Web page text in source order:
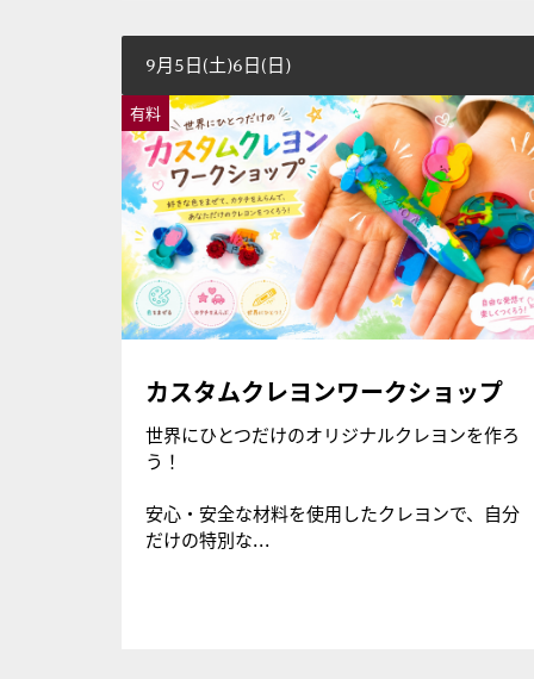
9月5日(土)6日(日)
有料
カスタムクレヨンワークショップ
世界にひとつだけのオリジナルクレヨンを作ろ
う！
安心・安全な材料を使用したクレヨンで、自分
だけの特別な...